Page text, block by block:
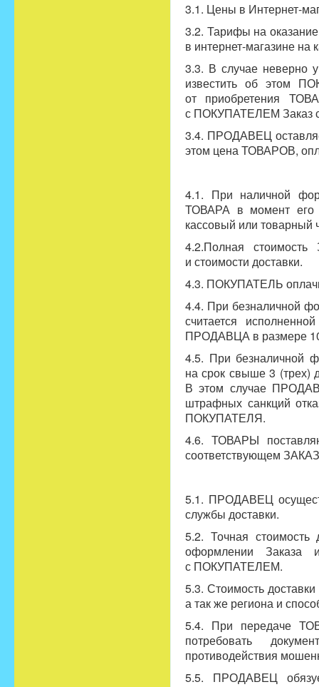
3.1. Цены в Интернет-
3.2. Тарифы на оказание
в интернет-магазине на
3.3. В случае неверно
известить об этом
от приобретения
с ПОКУПАТЕЛЕМ Заказ
3.4. ПРОДАВЕЦ
этом цена ТОВАРОВ,
4.1. При наличной
ТОВАРА в момент
кассовый или
4.2.Полная
и стоимости доставки.
4.3. ПОКУПАТЕЛЬ
4.4. При безналичной
считается
ПРОДАВЦА в размере
4.5. При безналичной
на срок свыше 3 (трех)
В этом случае
штрафных санкций
ПОКУПАТЕЛЯ.
4.6. ТОВАРЫ
соответствующем
5.1. ПРОДАВЕЦ
службы доставки.
5.2. Точная
оформлении Заказа
с ПОКУПАТЕЛЕМ.
5.3. Стоимость
а так же региона и
5.4. При передаче
потребовать
противодействия
5.5. ПРОДАВЕЦ